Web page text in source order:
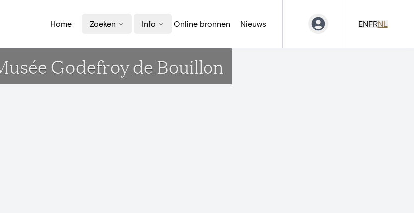
Home Zoeken Info Online bronnen Nieuws ENFRNL
Godefroy de Bouillon